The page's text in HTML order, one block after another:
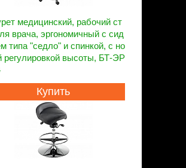
медицинский, рабочий ст
врача, эргономичный с сид
типа "седло" и спинкой, с но
регулировкой высоты, БТ-ЭР
Купить